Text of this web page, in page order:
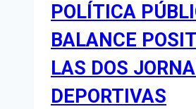
POLÍTICA
BALANCE
LAS DOS
DEPORTIVAS